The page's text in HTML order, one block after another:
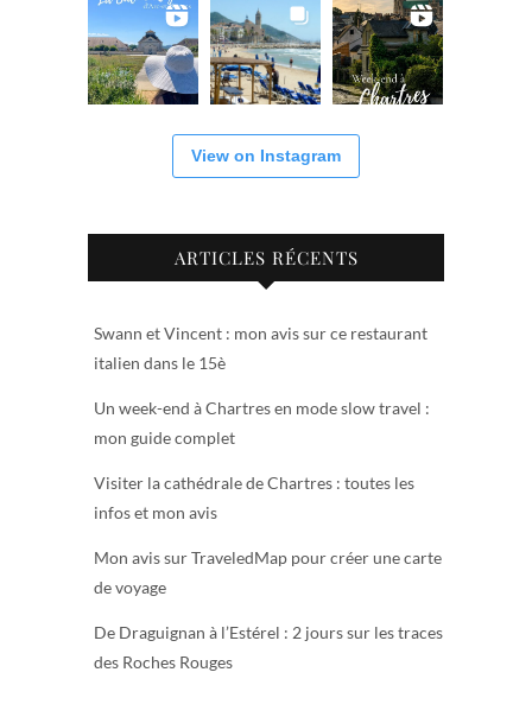
View on Instagram
ARTICLES RÉCENTS
Swann et Vincent : mon avis sur ce restaurant
italien dans le 15è
Un week-end à Chartres en mode slow travel :
mon guide complet
Visiter la cathédrale de Chartres : toutes les
infos et mon avis
Mon avis sur TraveledMap pour créer une carte
de voyage
De Draguignan à l’Estérel : 2 jours sur les traces
des Roches Rouges